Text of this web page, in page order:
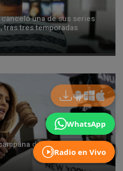
Radio en Vivo
WhatsApp
una de sus series
tras tres temporadas
de Wall Street para